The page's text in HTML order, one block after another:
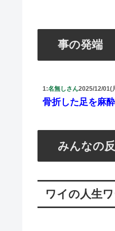
事の発端
1:名無しさん2025/12/01(
骨折した足を麻
みんなの
ワイの人生